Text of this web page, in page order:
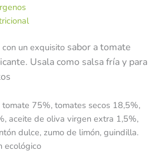
un exquisito sabor a tomate
Usala como salsa fría y para
tomate 75%, tomates secos 18,5%,
aceite de oliva virgen extra 1,5%,
dulce, zumo de limón, guindilla.
ecológico